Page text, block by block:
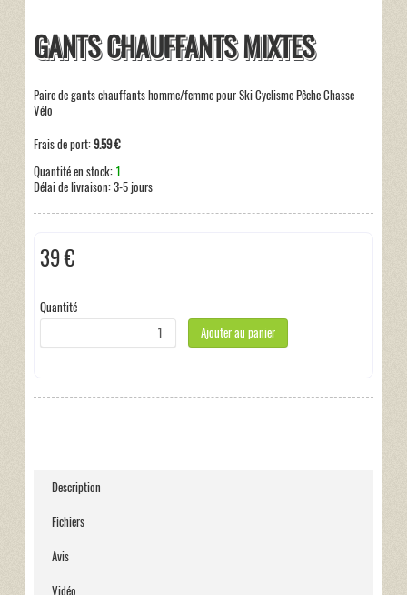
GANTS CHAUFFANTS MIXTES
Paire de gants chauffants homme/femme pour Ski Cyclisme Pêche Chasse
Vélo
Frais de port:9.59 €
Quantité en stock: 1
Délai de livraison:3-5 jours
39 €
Quantité
Ajouter au panier
Description
Fichiers
Avis
Vidéo